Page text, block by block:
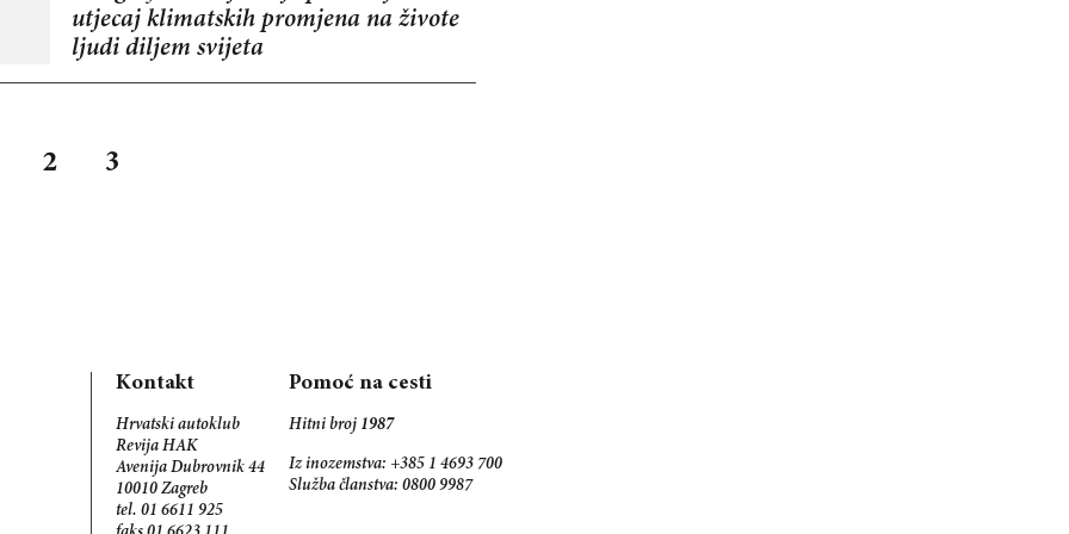
utjecaj klimatskih promjena na živote
ljudi diljem svijeta
2 3
Kontakt
Hrvatski autoklub
Revija HAK
Avenija Dubrovnik 44
10010 Zagreb
tel. 01 6611 925
Pomoć na cesti
Hitni broj 1987
Iz inozemstva: +385 1 4693 700
Služba članstva: 0800 9987